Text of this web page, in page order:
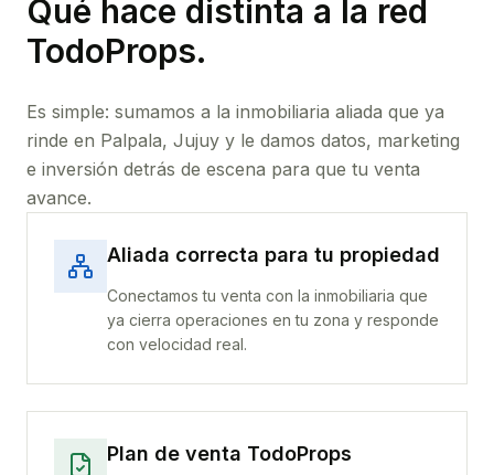
Qué hace distinta a la red
TodoProps.
Es simple: sumamos a la inmobiliaria aliada que ya
rinde en Palpala, Jujuy y le damos datos, marketing
e inversión detrás de escena para que tu venta
avance.
Aliada correcta para tu propiedad
Conectamos tu venta con la inmobiliaria que
ya cierra operaciones en tu zona y responde
con velocidad real.
Plan de venta TodoProps